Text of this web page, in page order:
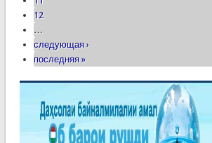
12
…
следующая ›
последняя »